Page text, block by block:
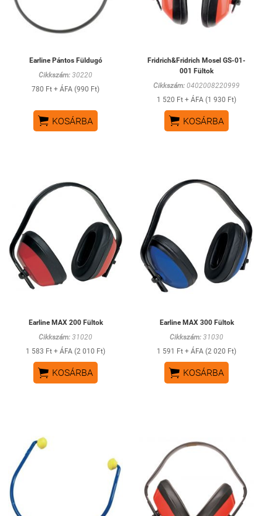
Earline Pántos Füldugó
Cikkszám: 30220
780 Ft + ÁFA (990 Ft)
 KOSÁRBA
Fridrich&Fridrich Mosel GS-01-
001 Fültok
Cikkszám: 0402008220999
1 520 Ft + ÁFA (1 930 Ft)
 KOSÁRBA
Earline MAX 200 Fültok
Cikkszám: 31020
1 583 Ft + ÁFA (2 010 Ft)
 KOSÁRBA
Earline MAX 300 Fültok
Cikkszám: 31030
1 591 Ft + ÁFA (2 020 Ft)
 KOSÁRBA